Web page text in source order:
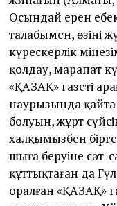
Осындай ерен
талабымен, өзінің
күрескерлік
қолдау, марапат
«ҚАЗАҚ» газеті
наурызында қайта
болуын, жұрт
халқымызбен
шыға беруіне сәт-
құттықтаған да
оралған «ҚАЗАҚ»